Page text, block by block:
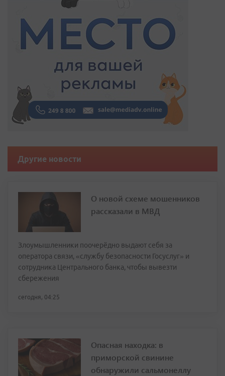
Другие новости
О новой схеме мошенников
рассказали в МВД
Злоумышленники поочерёдно выдают себя за
оператора связи, «службу безопасности Госуслуг» и
сотрудника Центрального банка, чтобы вывезти
сбережения
сегодня, 04:25
Опасная находка: в
приморской свинине
обнаружили сальмонеллу